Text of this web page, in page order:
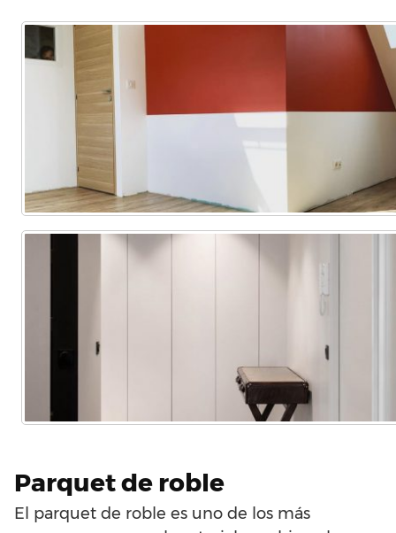
Parquet de roble
El parquet de roble es uno de los más